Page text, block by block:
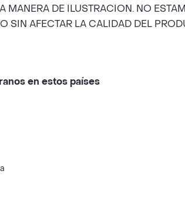
DE ILUSTRACION. NO
SIN AFECTAR LA CALIDAD DEL
en estos países